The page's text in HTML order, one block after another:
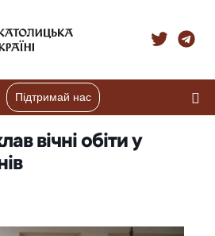
Підтримай нас
вічні обіти у